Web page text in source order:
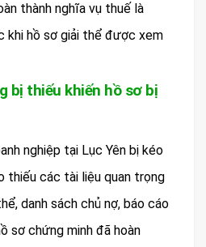
thành nghĩa vụ thuế là
khi hồ sơ giải thể được xem
bị thiếu khiến hồ sơ bị
nghiệp tại Lục Yên bị kéo
thiếu các tài liệu quan trọng
danh sách chủ nợ, báo cáo
sơ chứng minh đã hoàn